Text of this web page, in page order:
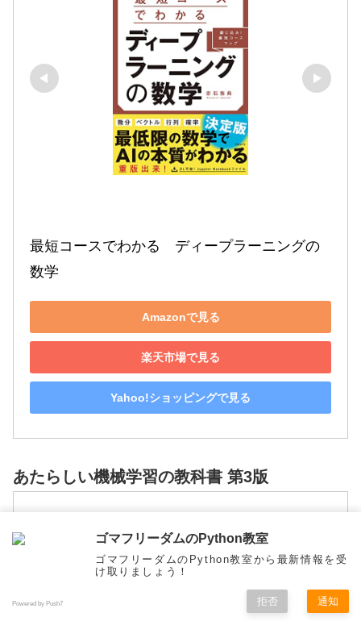
最短コースでわかる　ディープラーニングの
数学
Amazonで見る
楽天市場で見る
Yahoo!ショッピングで見る
あたらしい機械学習の教科書 第3版
トップ サイドバー
ゴマフリーダムのPython教室
ゴマフリーダムのPython教室から最新情報を受
け取りましょう！
Powered by Push7 拒否 通知